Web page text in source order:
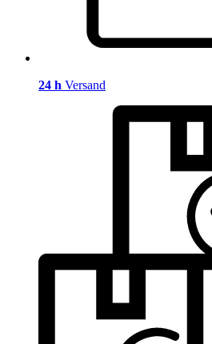
24 h Versand